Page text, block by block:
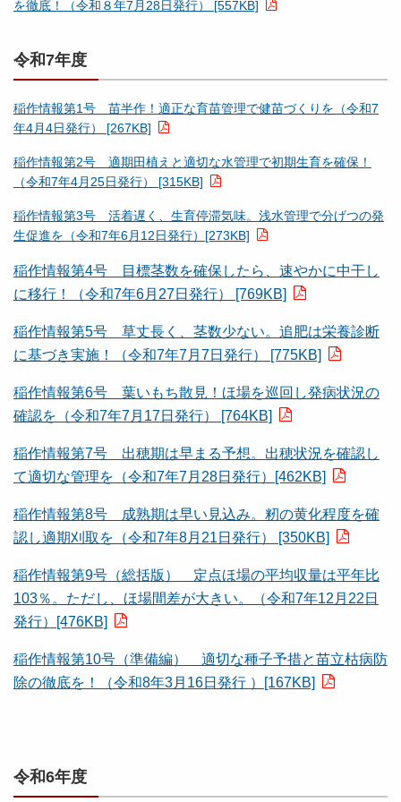
を徹底！（令和８年7月28日発行） [557KB]
令和7年度
稲作情報第1号 苗半作！適正な育苗管理で健苗づくりを（令和7
年4月4日発行） [267KB]
稲作情報第2号 適期田植えと適切な水管理で初期生育を確保！
（令和7年4月25日発行） [315KB]
稲作情報第3号 活着遅く、生育停滞気味。浅水管理で分げつの発
生促進を（令和7年6月12日発行）[273KB]
稲作情報第4号 目標茎数を確保したら、速やかに中干し
に移行！（令和7年6月27日発行） [769KB]
稲作情報第5号 草丈長く、茎数少ない。追肥は栄養診断
に基づき実施！（令和7年7月7日発行） [775KB]
稲作情報第6号 葉いもち散見！ほ場を巡回し発病状況の
確認を（令和7年7月17日発行） [764KB]
稲作情報第7号 出穂期は早まる予想。出穂状況を確認し
て適切な管理を（令和7年7月28日発行）[462KB]
稲作情報第8号 成熟期は早い見込み。籾の黄化程度を確
認し適期刈取を（令和7年8月21日発行） [350KB]
稲作情報第9号（総括版） 定点ほ場の平均収量は平年比
103％。ただし、ほ場間差が大きい。（令和7年12月22日
発行）[476KB]
稲作情報第10号（準備編） 適切な種子予措と苗立枯病防
除の徹底を！（令和8年3月16日発行 ）[167KB]
令和6年度